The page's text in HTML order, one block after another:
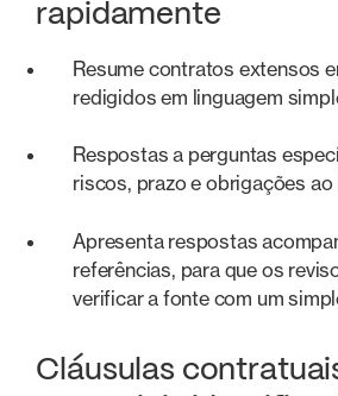
rapidamente
Resume contratos extensos
redigidos em linguagem
Respostas a perguntas
riscos, prazo e obrigações
Apresenta respostas
referências, para que os
verificar a fonte com um
Cláusulas